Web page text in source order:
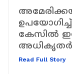
കേസിൽ
അധികൃതർ
Read Full Story